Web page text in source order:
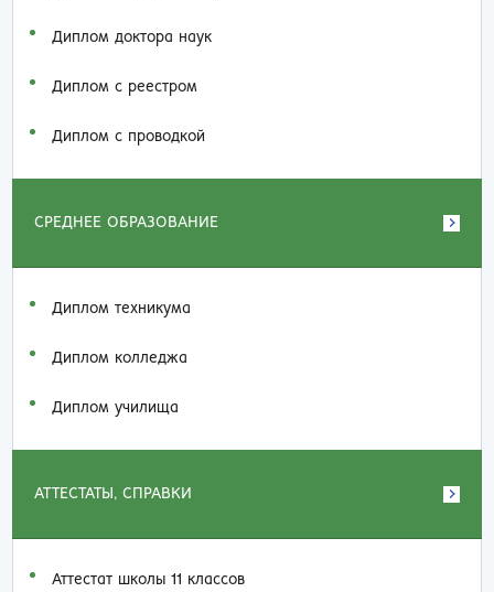
Диплом доктора наук
Диплом с реестром
Диплом с проводкой
СРЕДНЕЕ ОБРАЗОВАНИЕ
Диплом техникума
Диплом колледжа
Диплом училища
АТТЕСТАТЫ, СПРАВКИ
Аттестат школы 11 классов